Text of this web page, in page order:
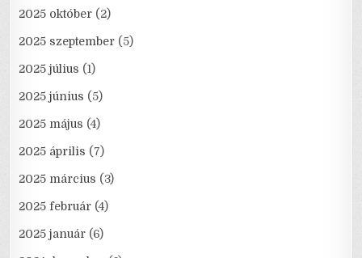
2025 október (2)
2025 szeptember (5)
2025 július (1)
2025 június (5)
2025 május (4)
2025 április (7)
2025 március (3)
2025 február (4)
2025 január (6)